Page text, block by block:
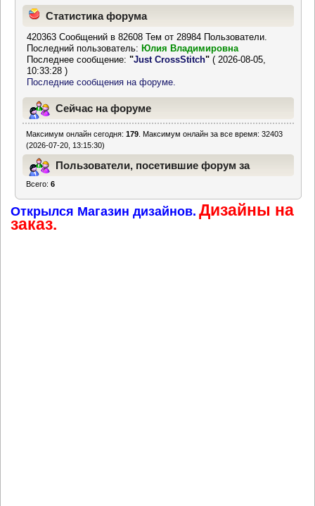
Статистика форума
420363 Сообщений в 82608 Тем от 28984 Пользователи.
Последний пользователь: Юлия Владимировна
Последнее сообщение:"Just CrossStitch" ( 2026-08-05,
10:33:28 )
Последние сообщения на форуме.
Сейчас на форуме
Максимум онлайн сегодня:179 . Максимум онлайн за все время: 32403
(2026-07-20, 13:15:30)
Пользователи, посетившие форум за
Всего:6
Открылся Магазин дизайнов. Дизайны на
заказ.